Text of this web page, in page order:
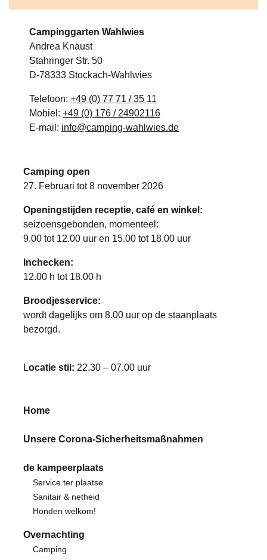
Campinggarten Wahlwies
Andrea Knaust
Stahringer Str. 50
D-78333 Stockach-Wahlwies
Telefoon: +49 (0) 77 71 / 35 11
Mobiel: +49 (0) 176 / 24902116
E-mail: info@camping-wahlwies.de
Camping open
27. Februari tot 8 november 2026
Openingstijden receptie, café en winkel:
seizoensgebonden, momenteel:
9.00 tot 12.00 uur en 15.00 tot 18.00 uur
Inchecken:
12.00 h tot 18.00 h
Broodjesservice:
wordt dagelijks om 8.00 uur op de staanplaats
bezorgd.
Locatie stil: 22.30 – 07.00 uur
Home
Unsere Corona-Sicherheitsmaßnahmen
de kampeerplaats
Service ter plaatse
Sanitair & netheid
Honden welkom!
Overnachting
Camping